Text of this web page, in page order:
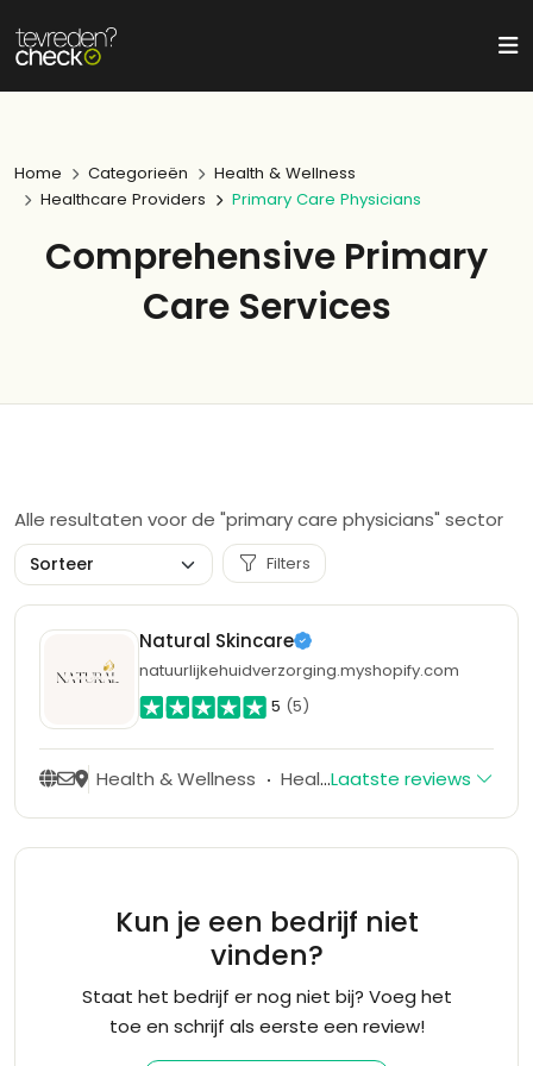
Home Categorieën
Health & Wellness
Healthcare Providers
Primary Care Physicians
Comprehensive Primary
Care Services
Alle resultaten voor de "primary care physicians" sector
Filters
Natural Skincare
natuurlijkehuidverzorging.myshopify.com
5 (5)
Health & Wellness Healthcare Providers Laatste reviews
Kun je een bedrijf niet
vinden?
Staat het bedrijf er nog niet bij? Voeg het
toe en schrijf als eerste een review!